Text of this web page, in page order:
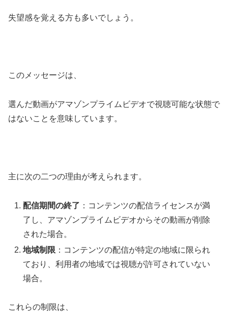
失望感を覚える方も多いでしょう。
このメッセージは、
選んだ動画がアマゾンプライムビデオで視聴可能な状態で
はないことを意味しています。
主に次の二つの理由が考えられます。
配信期間の終了 ：コンテンツの配信ライセンスが満
了し、アマゾンプライムビデオからその動画が削除
された場合。
地域制限 ：コンテンツの配信が特定の地域に限られ
ており、利用者の地域では視聴が許可されていない
場合。
これらの制限は、